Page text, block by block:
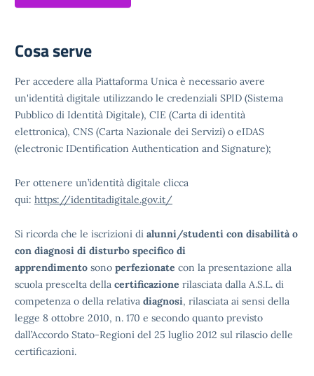
Cosa serve
Per accedere alla Piattaforma Unica è necessario avere
un'identità digitale utilizzando le credenziali SPID (Sistema
Pubblico di Identità Digitale), CIE (Carta di identità
elettronica), CNS (Carta Nazionale dei Servizi) o eIDAS
(electronic IDentification Authentication and Signature);
Per ottenere un’identità digitale clicca
qui: https://identitadigitale.gov.it/
Si ricorda che le iscrizioni di alunni/studenti con disabilità o
con diagnosi di disturbo specifico di
apprendimento sono perfezionate con la presentazione alla
scuola prescelta della certificazione rilasciata dalla A.S.L. di
competenza o della relativa diagnosi, rilasciata ai sensi della
legge 8 ottobre 2010, n. 170 e secondo quanto previsto
dall’Accordo Stato-Regioni del 25 luglio 2012 sul rilascio delle
certificazioni.